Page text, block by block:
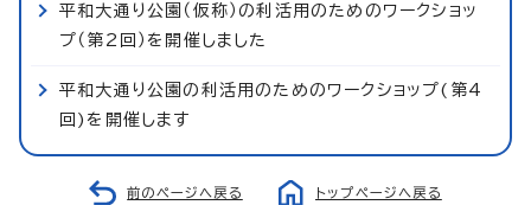
平和大通り公園（仮称）の利活用のためのワークショッ
プ（第2回）を開催しました
平和大通り公園の利活用のためのワークショップ(第4
回)を開催します
前のページへ戻る トップページへ戻る